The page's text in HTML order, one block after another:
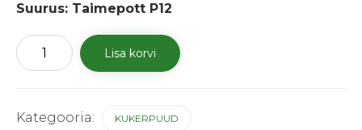
Suurus: Taimepott P12
Thunbergi
kukerpuu
'Golden
Lisa korvi
Kategooria: KUKERPUUD